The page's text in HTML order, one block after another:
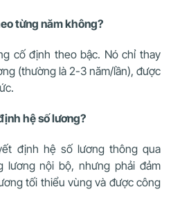
từng năm không?
cố định theo bậc. Nó chỉ thay
(thường là 2-3 năm/lần), được
hệ số lương?
định hệ số lương thông qua
lương nội bộ, nhưng phải đảm
tối thiểu vùng và được công